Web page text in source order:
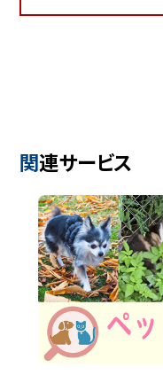
関連サービス